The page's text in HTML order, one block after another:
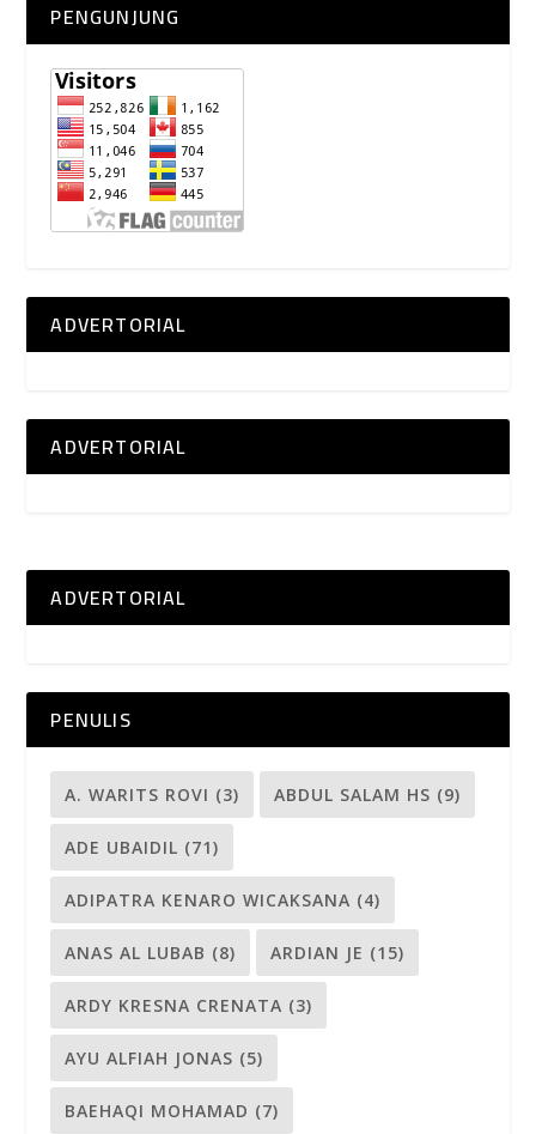
PENGUNJUNG
ADVERTORIAL
ADVERTORIAL
ADVERTORIAL
PENULIS
A. WARITS ROVI (3) ABDUL SALAM HS (9)
ADE UBAIDIL (71)
ADIPATRA KENARO WICAKSANA (4)
ANAS AL LUBAB (8) ARDIAN JE (15)
ARDY KRESNA CRENATA (3)
AYU ALFIAH JONAS (5)
BAEHAQI MOHAMAD (7)